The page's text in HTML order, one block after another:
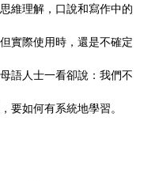
維理解，口說和寫作中的
實際使用時，還是不確定
語人士一看卻說：我們不
要如何有系統地學習。